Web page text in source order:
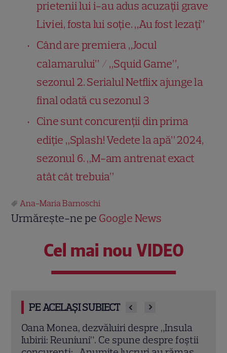
prietenii lui i-au adus acuzații grave
Liviei, fosta lui soție. „Au fost lezați”
Când are premiera „Jocul
calamarului” / „Squid Game”,
sezonul 2. Serialul Netflix ajunge la
final odată cu sezonul 3
Cine sunt concurenții din prima
ediție „Splash! Vedete la apă” 2024,
sezonul 6. „M-am antrenat exact
atât cât trebuia”
Ana-Maria Barnoschi
Urmărește-ne pe Google News
Cel mai nou VIDEO
PE ACELAȘI SUBIECT
Chef Orlando Zaharia și soția lui,
Mădălina, au împlinit 22 de ani de